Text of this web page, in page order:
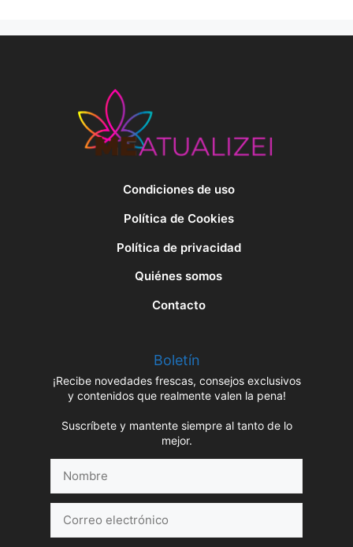
Condiciones de uso
Política de Cookies
Política de privacidad
Quiénes somos
Contacto
Boletín
¡Recibe novedades frescas, consejos exclusivos
y contenidos que realmente valen la pena!
Suscríbete y mantente siempre al tanto de lo
mejor.
electrónico